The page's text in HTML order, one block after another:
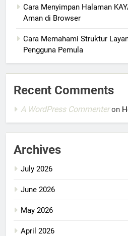
Cara Menyimpan Halaman
Aman di Browser
Cara Memahami Struktur
Pengguna Pemula
Recent Comments
A WordPress Commenteron
Archives
July 2026
June 2026
May 2026
April 2026